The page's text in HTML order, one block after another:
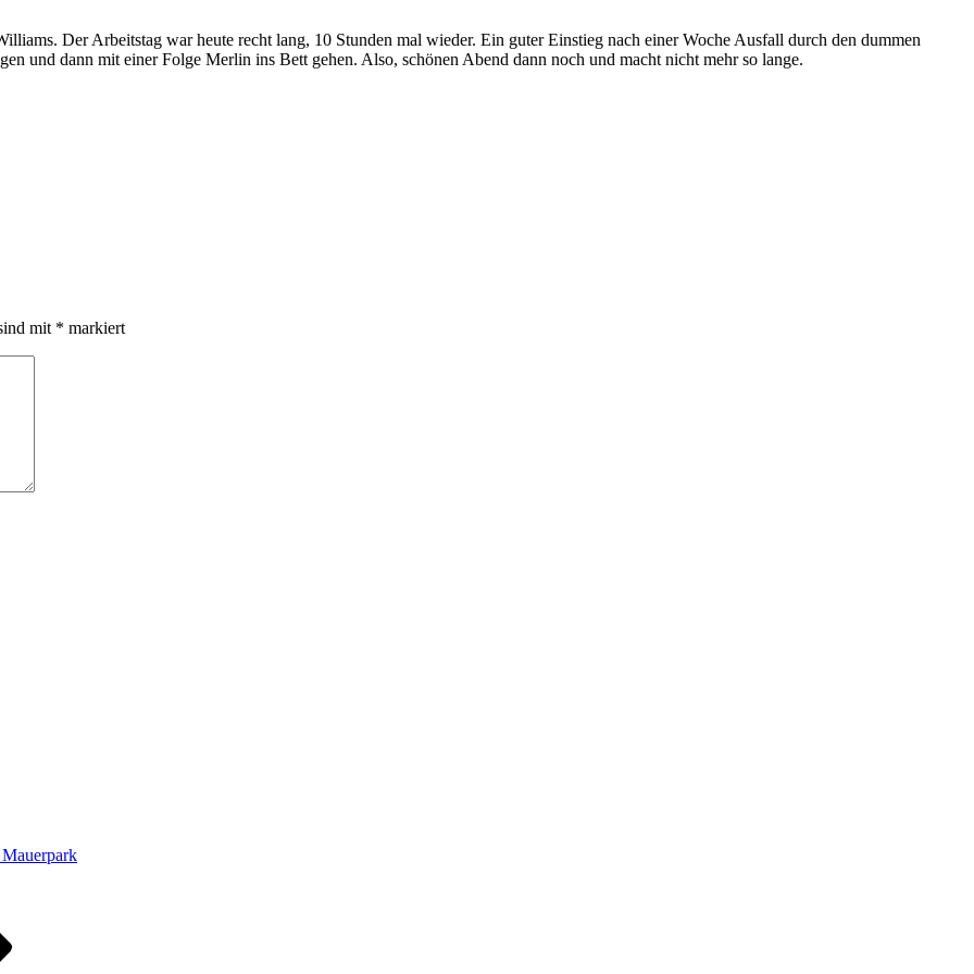
Der Arbeitstag war heute recht lang, 10 Stunden mal wieder. Ein guter Einstieg nach einer Woche Ausfall durch den dummen
und dann mit einer Folge Merlin ins Bett gehen. Also, schönen Abend dann noch und macht nicht mehr so lange.
mit * markiert